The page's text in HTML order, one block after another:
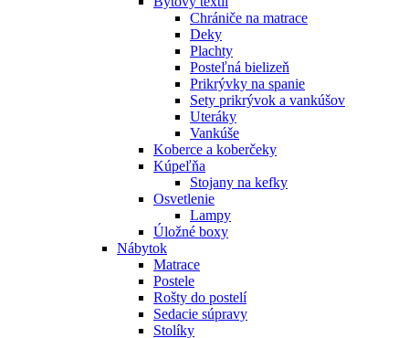
Chrániče na matrace
Deky
Plachty
Posteľná bielizeň
Prikrývky na spanie
Sety prikrývok a vankúšov
Uteráky
Vankúše
Koberce a koberčeky
Kúpeľňa
Stojany na kefky
Osvetlenie
Lampy
Úložné boxy
Nábytok
Matrace
Postele
Rošty do postelí
Sedacie súpravy
Stolíky